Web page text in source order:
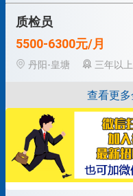
质检员
5500-6300元/月
丹阳-皇塘
三年以上
查看更